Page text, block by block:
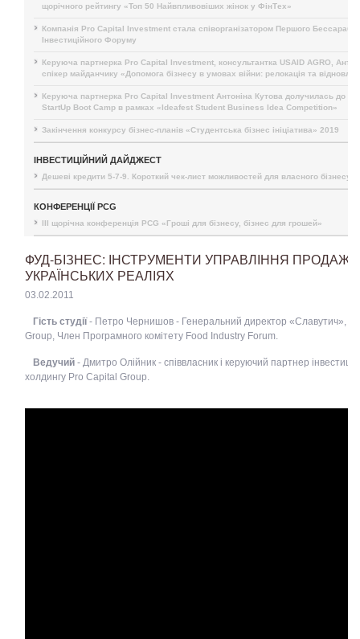
щорічного рейтингу «Топ 50 Найвпливовіших жінок у ФінТех»
Компанія Pro Capital Investment стала співорганізатором Першого
Інвестиційного Форуму
Керуюча партнерка Pro Capital Investment, консультантка USAID AGRO,
спікер майданчику «Допомога бізнесу в умовах війни: релокація та
Керуюча партнерка Pro Capital Investment Антоніна Кутова долучилась до
StartUp Boot Camp в рамках «Ideafest Student Business Idea Competition»
Закінчення конкурсу бізнес-планів «Студентська бізнес ініціатива» 2019
ІНВЕСТИЦІЙНИЙ ДАЙДЖЕСТ
Дешеві кредити 5-7-9. Короткий чек-лист можливостей для власного бізнесу
КОНФЕРЕНЦІЇ PCG
III щорічна конференція PCG «Гроші для бізнесу, бізнес для грошей»
ФУД-БІЗНЕС: ІНСТРУМЕНТИ УПРАВЛІННЯ
УКРАЇНСЬКИХ РЕАЛІЯХ
03.02.2011
Гість студії- Петро Чернишов - Генеральний директор «Славутич»,
Group, Член Програмного комітету Food Industry Forum.
Ведучий - Дмитро Олійник - співвласник і керуючий партнер
холдингу Pro Capital Group.